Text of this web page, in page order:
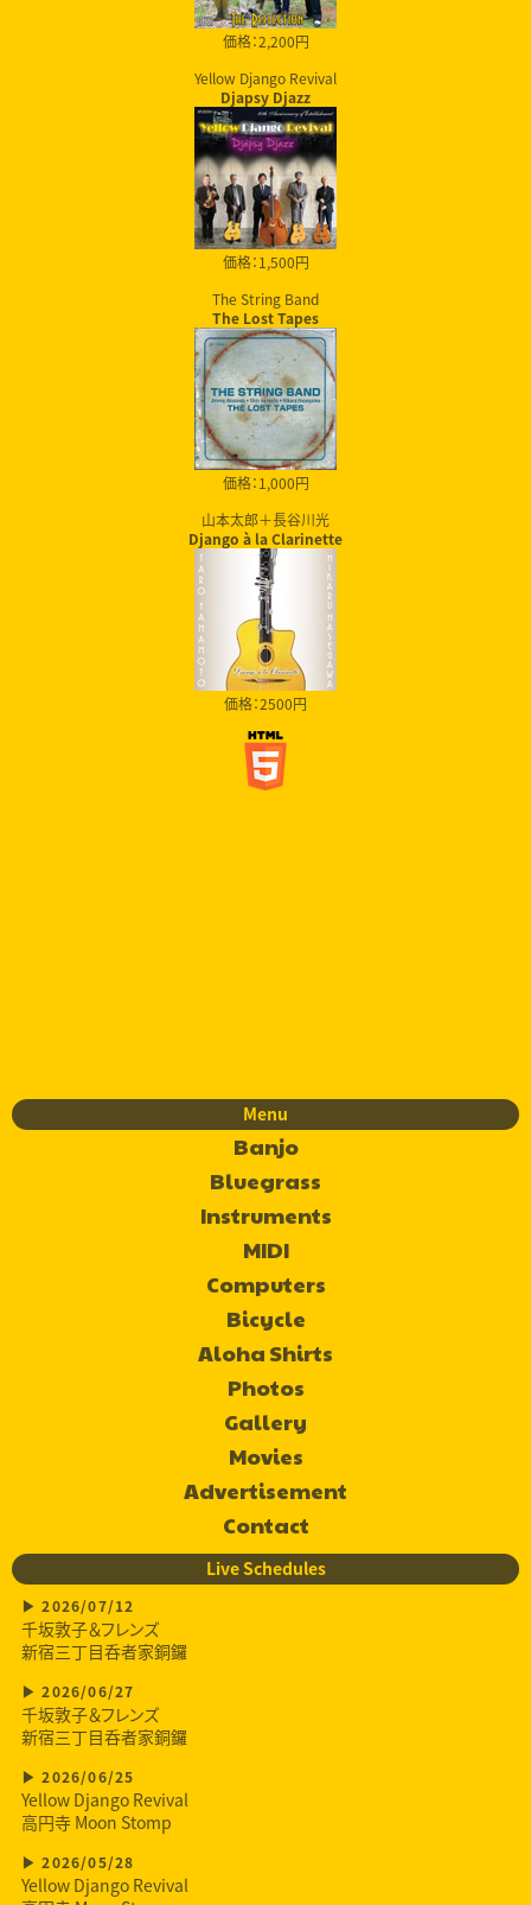
価格：2,200円
Yellow Django Revival
Djapsy Djazz
価格：1,500円
The String Band
The Lost Tapes
価格：1,000円
山本太郎＋長谷川光
Django à la Clarinette
価格：2500円
Menu
Banjo
Bluegrass
Instruments
MIDI
Computers
Bicycle
Aloha Shirts
Photos
Gallery
Movies
Advertisement
Contact
Live Schedules
2026/07/12
千坂敦子＆フレンズ
新宿三丁目呑者家銅鑼
2026/06/27
千坂敦子＆フレンズ
新宿三丁目呑者家銅鑼
2026/06/25
Yellow Django Revival
高円寺 Moon Stomp
2026/05/28
Yellow Django Revival